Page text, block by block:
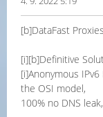
[b]DataFast
[i][b]Definitive
[i]Anonymous
the OSI model,
100% no DNS